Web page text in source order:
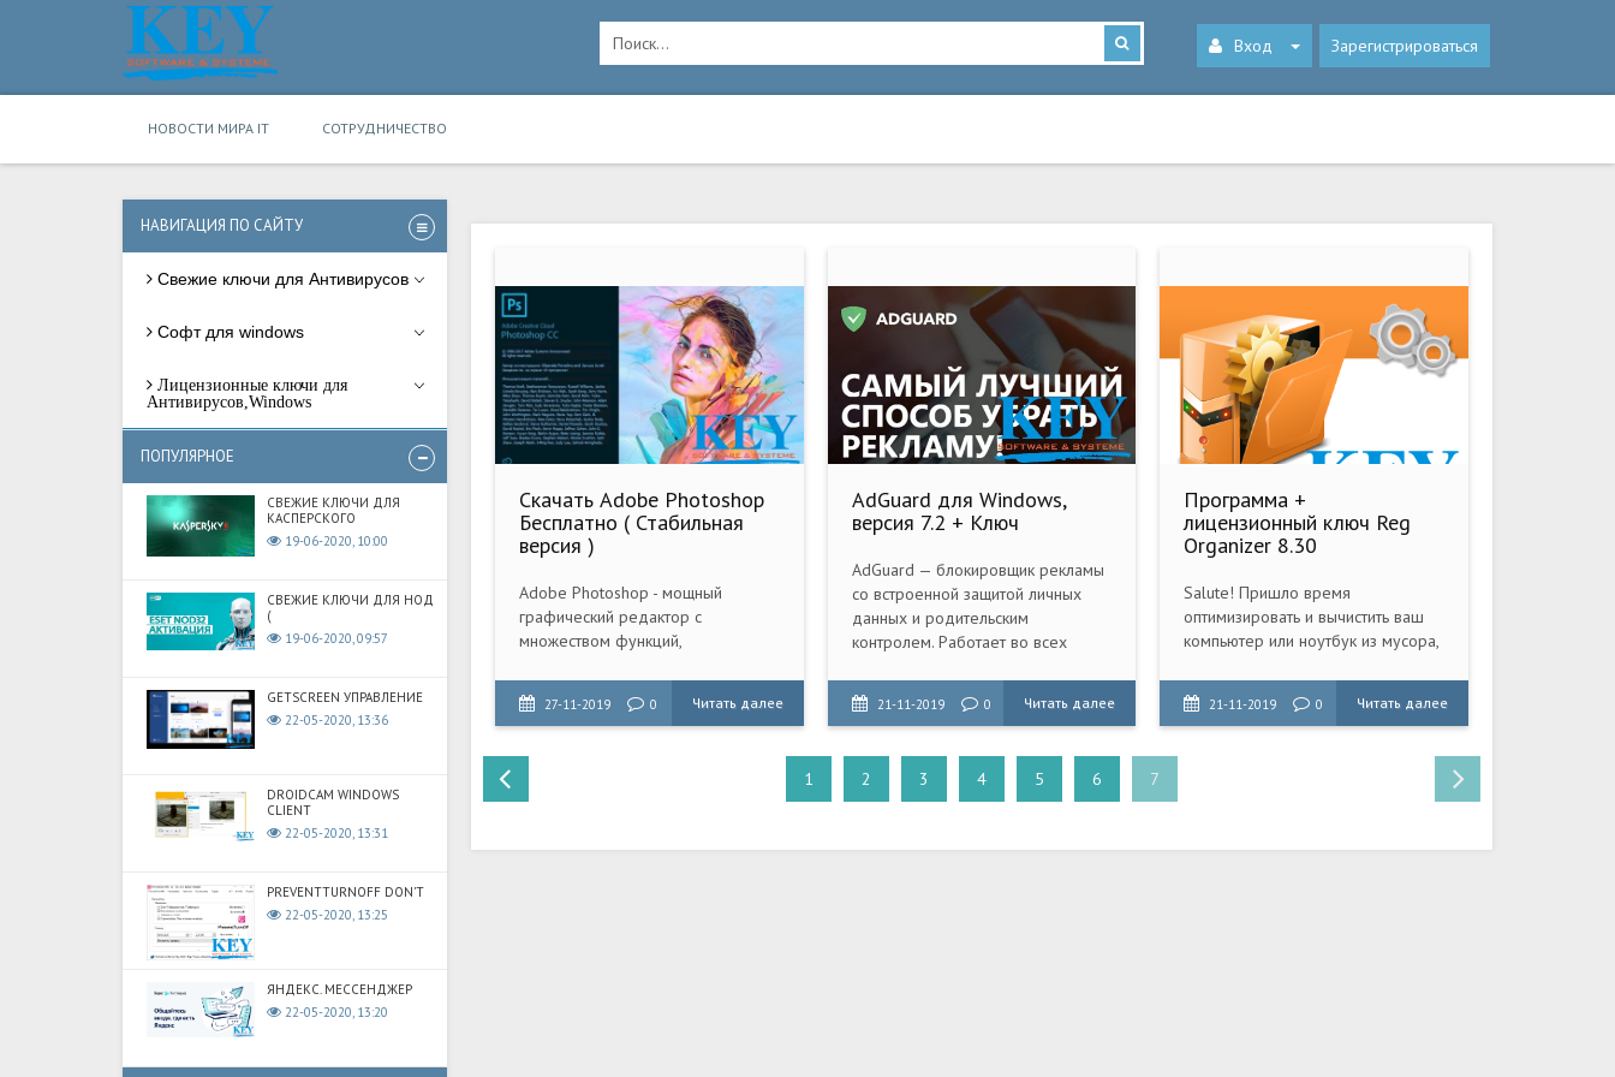
Вход Зарегистрироваться
НОВОСТИ МИРА IT СОТРУДНИЧЕСТВО
НАВИГАЦИЯ ПО САЙТУ
Свежие ключи для Антивирусов
Софт для windows
Лицензионные ключи для
Антивирусов,Windows
ПОПУЛЯРНОЕ
СВЕЖИЕ КЛЮЧИ ДЛЯ
КАСПЕРСКОГО
19-06-2020, 10:00
СВЕЖИЕ КЛЮЧИ ДЛЯ НОД
(
19-06-2020, 09:57
GETSCREEN УПРАВЛЕНИЕ
22-05-2020, 13:36
DROIDCAM WINDOWS
CLIENT
22-05-2020, 13:31
PREVENTTURNOFF DON'T
22-05-2020, 13:25
ЯНДЕКС. МЕССЕНДЖЕР
22-05-2020, 13:20
Cкачать Adobe Photoshop
Бесплатно ( Стабильная
версия )
Adobe Photoshop - мощный
графический редактор с
множеством функций,
цифровых изображений.
27-11-2019 0 Читать далее
AdGuard для Windows,
версия 7.2 + Ключ
AdGuard — блокировщик рекламы
со встроенной защитой личных
данных и родительским
контролем. Работает во всех
Постоянно обновляемые фильтры
делают интернет дружелюбным и
21-11-2019 0 Читать далее
Программа +
лицензионный ключ Reg
Organizer 8.30
Salute! Пришло время
оптимизировать и вычистить ваш
компьютер или ноутбук из мусора,
переустановить Windows. И тут
21-11-2019 0 Читать далее
1 2 3 4 5 6 7